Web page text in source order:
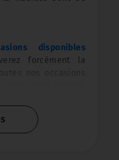
disponibles
forcément la
encore plus de
être étendues